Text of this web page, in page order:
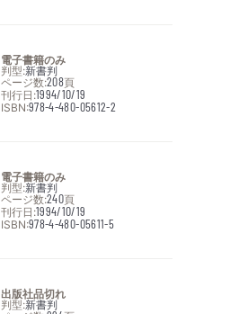
電子書籍のみ
判型:新書判
ページ数:208頁
刊行日:1994/10/19
ISBN:978-4-480-05612-2
電子書籍のみ
判型:新書判
ページ数:240頁
刊行日:1994/10/19
ISBN:978-4-480-05611-5
出版社品切れ
判型:新書判